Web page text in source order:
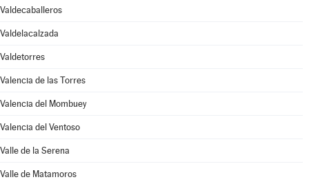
Valdecaballeros
Valdelacalzada
Valdetorres
Valencia de las Torres
Valencia del Mombuey
Valencia del Ventoso
Valle de la Serena
Valle de Matamoros